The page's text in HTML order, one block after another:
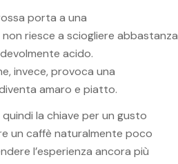
porta a una
non riesce a sciogliere abbastanza
acido.
invece, provoca una
amaro e piatto.
la chiave per un gusto
un caffè naturalmente poco
l’esperienza ancora più